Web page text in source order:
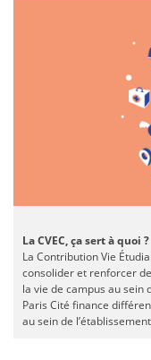
La CVEC, ça sert à quoi ?
La Contribution Vie
consolider et renforcer
la vie de campus au sein
Paris Cité finance
au sein de